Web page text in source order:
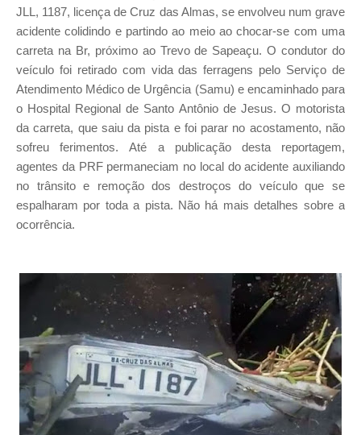
JLL, 1187, licença de Cruz das Almas, se envolveu num grave
acidente colidindo e partindo ao meio ao chocar-se com uma
carreta na Br, próximo ao Trevo de Sapeaçu. O condutor do
veículo foi retirado com vida das ferragens pelo Serviço de
Atendimento Médico de Urgência (Samu) e encaminhado para
o Hospital Regional de Santo Antônio de Jesus. O motorista
da carreta, que saiu da pista e foi parar no acostamento, não
sofreu ferimentos. Até a publicação desta reportagem,
agentes da PRF permaneciam no local do acidente auxiliando
no trânsito e remoção dos destroços do veículo que se
espalharam por toda a pista. Não há mais detalhes sobre a
ocorrência.